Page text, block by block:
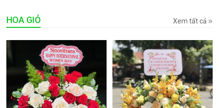
HOA GIỎ Xem tất cả